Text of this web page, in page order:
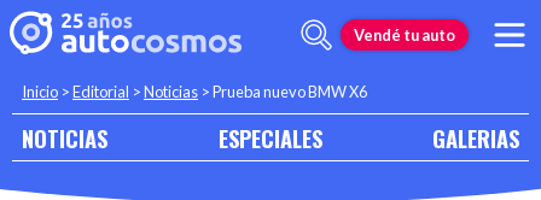
Vendé tu auto
Inicio >Editorial >Noticias >Prueba nuevo BMW X6
NOTICIAS ESPECIALES GALERIAS